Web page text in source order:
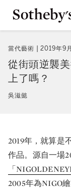
當代藝術 2019年9
從街頭逆襲
上了嗎？
吳滋懿
2019年，就算是
作品。源自一場
「
2005年為NIGO